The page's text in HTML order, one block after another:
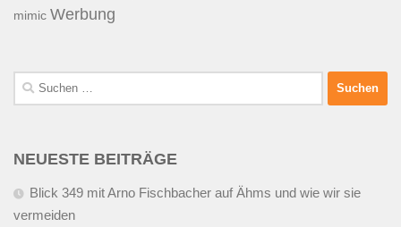
mimic Werbung
Suchen
nach:
NEUESTE BEITRÄGE
Blick 349 mit Arno Fischbacher auf Ähms und wie wir sie
vermeiden